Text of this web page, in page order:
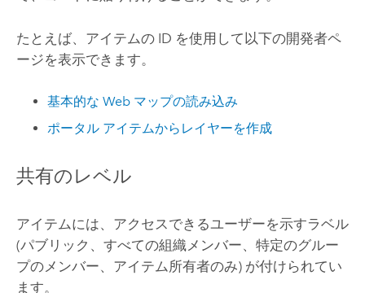
たとえば、アイテムの ID を使用して以下の開発者ペ
ージを表示できます。
基本的な Web マップの読み込み
ポータル アイテムからレイヤーを作成
共有のレベル
アイテムには、アクセスできるユーザーを示すラベル
(パブリック、すべての組織メンバー、特定のグルー
プのメンバー、アイテム所有者のみ) が付けられてい
ます。